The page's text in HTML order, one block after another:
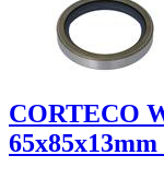
CORTECO